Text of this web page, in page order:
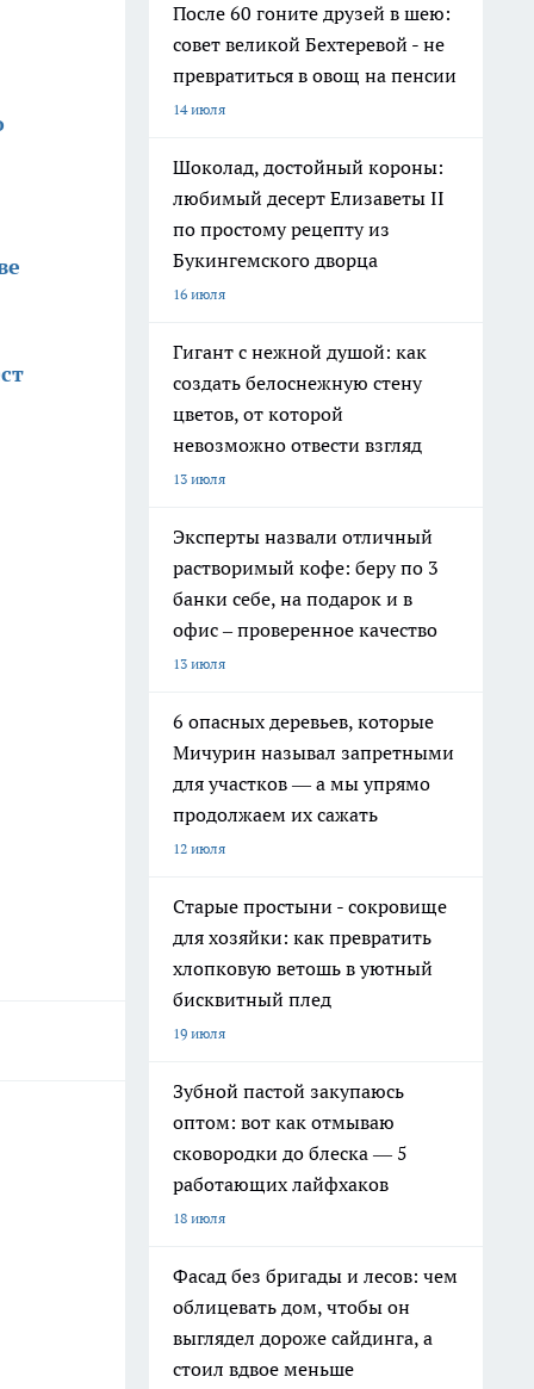
После 60 гоните друзей в шею:
совет великой Бехтеревой - не
превратиться в овощ на пенсии
14 июля
Шоколад, достойный короны:
любимый десерт Елизаветы II
по простому рецепту из
Букингемского дворца
16 июля
Гигант с нежной душой: как
создать белоснежную стену
цветов, от которой
невозможно отвести взгляд
13 июля
Эксперты назвали отличный
растворимый кофе: беру по 3
банки себе, на подарок и в
офис – проверенное качество
13 июля
6 опасных деревьев, которые
Мичурин называл запретными
для участков — а мы упрямо
продолжаем их сажать
12 июля
Старые простыни - сокровище
для хозяйки: как превратить
хлопковую ветошь в уютный
бисквитный плед
19 июля
Зубной пастой закупаюсь
оптом: вот как отмываю
сковородки до блеска — 5
работающих лайфхаков
18 июля
Фасад без бригады и лесов: чем
облицевать дом, чтобы он
выглядел дороже сайдинга, а
стоил вдвое меньше